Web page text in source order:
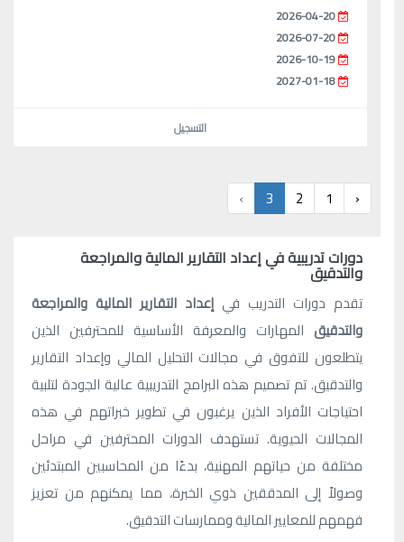
2026-04-20
2026-07-20
2026-10-19
2027-01-18
التسجيل
‹
1
2
3
›
دورات تدريبية في إعداد التقارير المالية والمراجعة
والتدقيق
تقدم دورات التدريب فيإعداد التقارير المالية والمراجعة
والتدقيق المهارات والمعرفة الأساسية للمحترفين الذين
يتطلعون للتفوق في مجالات التحليل المالي وإعداد التقارير
والتدقيق. تم تصميم هذه البرامج التدريبية عالية الجودة لتلبية
احتياجات الأفراد الذين يرغبون في تطوير خبراتهم في هذه
المجالات الحيوية. تستهدف الدورات المحترفين في مراحل
مختلفة من حياتهم المهنية، بدءًا من المحاسبين المبتدئين
وصولاً إلى المدققين ذوي الخبرة، مما يمكنهم من تعزيز
فهمهم للمعايير المالية وممارسات التدقيق.